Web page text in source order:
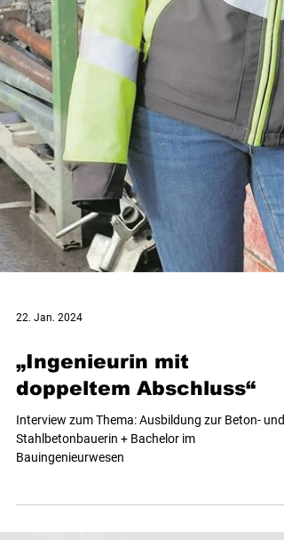
22. Jan. 2024
„Ingenieurin mit
doppeltem Abschluss“
Stahlbetonbauerin + Bachelor im